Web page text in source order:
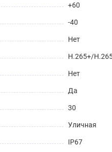
+60
-40
Нет
H.265+/
Нет
Да
30
Уличная
IP67